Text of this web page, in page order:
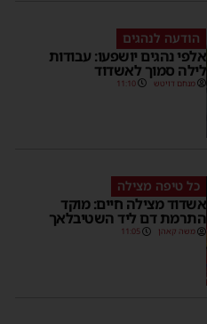
הודעה לנהגים
אלפי נהגים יושפעו: עבודות
לילה סמוך לאשדוד
מנחם דויטש 11:10
כל טיפה מצילה
אשדוד מצילה חיים: מוקד
התרמת דם ליד השטיבלאך
משה קאהן 11:05